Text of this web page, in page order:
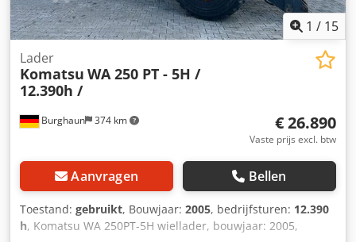
1 / 15
Burghaun 374 km
Lader
Komatsu WA 250 PT - 5H /
12.390h /
€ 26.890
Vaste prijs excl. btw
Aanvragen Bellen
Toestand: gebruikt, Bouwjaar: 2005, bedrijfsturen: 12.390
h, Komatsu WA 250PT-5H wiellader, bouwjaar: 2005,